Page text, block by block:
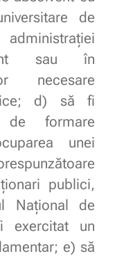
de
sau în
necesare
d)
să fi
de formare
unei
publici,
Național de
exercitat un
e) să